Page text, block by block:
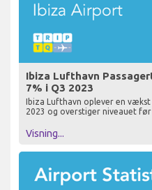
Ibiza Lufthavn
7% i Q3 2023
Ibiza Lufthavn oplever en vækst
2023 og overstiger niveauet før
Visning...